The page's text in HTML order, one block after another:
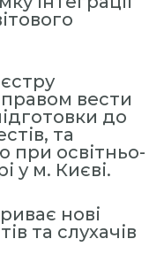
н
а
ь
н
а
А
к
а
д
е
правом вести
до
та
при освітньо-
у м. Києві.
нові
та слухачів